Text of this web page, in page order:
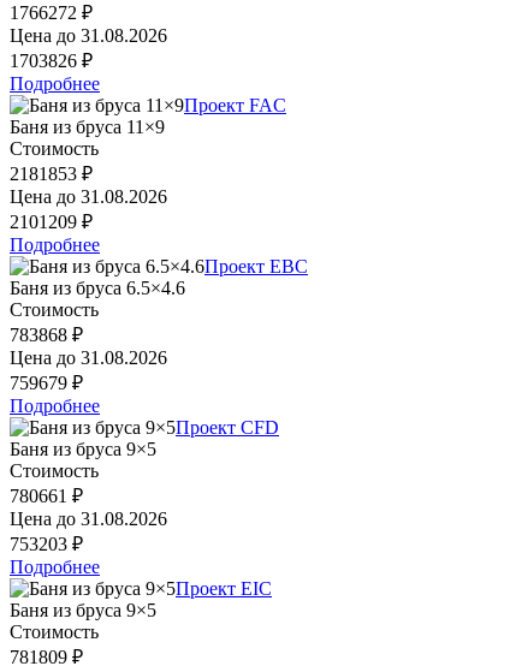
1766272 ₽
Цена до 31.08.2026
1703826 ₽
Подробнее
Проект FAC
Баня из бруса 11×9
Стоимость
2181853 ₽
Цена до 31.08.2026
2101209 ₽
Подробнее
Проект EBC
Баня из бруса 6.5×4.6
Стоимость
783868 ₽
Цена до 31.08.2026
759679 ₽
Подробнее
Проект CFD
Баня из бруса 9×5
Стоимость
780661 ₽
Цена до 31.08.2026
753203 ₽
Подробнее
Проект EIC
Баня из бруса 9×5
Стоимость
781809 ₽